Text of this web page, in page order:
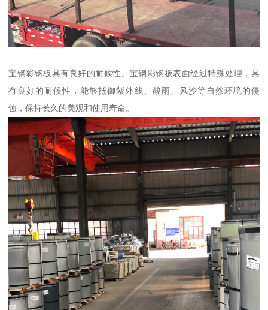
宝钢彩钢板具有良好的耐候性。宝钢彩钢板表面经过特殊处理，具
有良好的耐候性，能够抵御紫外线、酸雨、风沙等自然环境的侵
蚀，保持长久的美观和使用寿命。